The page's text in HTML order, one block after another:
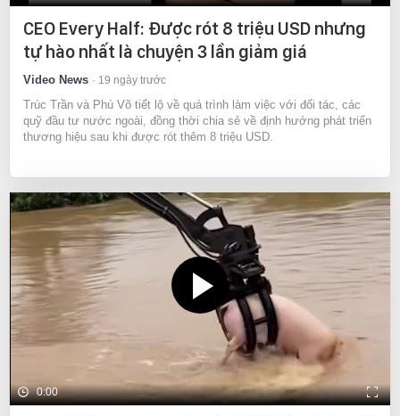
CEO Every Half: Được rót 8 triệu USD nhưng
tự hào nhất là chuyện 3 lần giảm giá
Video News 19 ngày trước
Trúc Trần và Phú Võ tiết lộ về quá trình làm việc với đối tác, các
quỹ đầu tư nước ngoài, đồng thời chia sẻ về định hướng phát triển
thương hiệu sau khi được rót thêm 8 triệu USD.
0:00